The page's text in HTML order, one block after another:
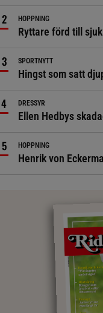
HOPPNING
Ryttare förd till
SPORTNYTT
Hingst som satt
DRESSYR
Ellen Hedbys
HOPPNING
Henrik von